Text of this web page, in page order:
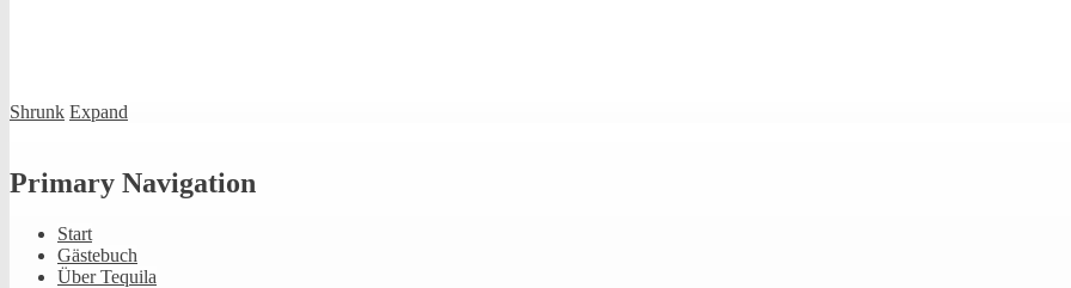
Shrunk Expand
Primary Navigation
Start
Gästebuch
Über Tequila